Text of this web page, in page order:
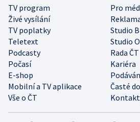
TV program
Pro
Živé vysílání
TV poplatky
Studio
Teletext
Studio
Podcasty
Rada ČT
Počasí
Kariéra
E-shop
Mobilní a TV aplikace
Časté
Vše o ČT